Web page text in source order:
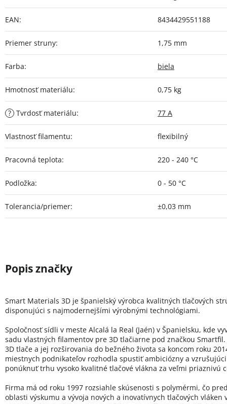
EAN: 8434429551188
Priemer struny: 1,75 mm
Farba: biela
Hmotnosť materiálu: 0,75 kg
? Tvrdosť materiálu: 77 A
Vlastnosť filamentu: flexibilný
Pracovná teplota: 220 - 240 °C
Podložka: 0 - 50 °C
Tolerancia/priemer: ±0,03 mm
Smart Materials 3D je španielský výrobca kvalitných tlačových
disponujúci s najmodernejšími výrobnými technológiami.
Spoločnosť sídli v meste Alcalá la Real (Jaén) v Španielsku, kde
sadu vlastných filamentov pre 3D tlačiarne pod značkou Smartfil.
3D tlače a jej rozširovania do bežného života sa koncom roku
miestnych podnikateľov rozhodla spustiť ambiciózny a
ponúknuť trhu vysoko kvalitné tlačové vlákna za veľmi priaznivú
Firma má od roku 1997 rozsiahle skúsenosti s polymérmi, čo
oblasti výskumu a vývoja nových a inovatívnych tlačových vláken